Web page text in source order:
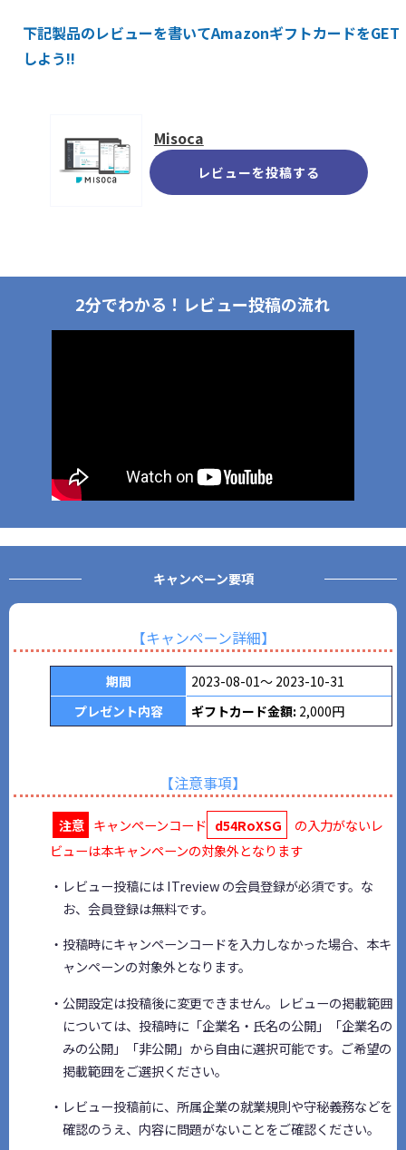
下記製品のレビューを書いてAmazonギフトカードをGET
しよう!!
Misoca
レビューを投稿する
2分でわかる！ レビュー投稿の流れ
キャンペーン要項
【キャンペーン詳細】
期間
2023-08-01～ 2023-10-31
プレゼント内容
ギフトカード金額: 2,000円
【注意事項】
注意 キャンペーンコード d54RoXSG
の入力がないレ
ビューは本キャンペーンの対象外となります
・レビュー投稿には ITreview の会員登録が必須です。な
お、会員登録は無料です。
・投稿時にキャンペーンコードを入力しなかった場合、本キ
ャンペーンの対象外となります。
・公開設定は投稿後に変更できません。レビューの掲載範囲
については、投稿時に「企業名・氏名の公開」「企業名の
みの公開」「非公開」から自由に選択可能です。ご希望の
掲載範囲をご選択ください。
・レビュー投稿前に、所属企業の就業規則や守秘義務などを
確認のうえ、内容に問題がないことをご確認ください。